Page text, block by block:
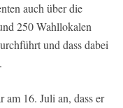
auch über die
250 Wahllokalen
und dass dabei
16. Juli an, dass er